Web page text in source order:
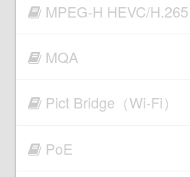
MPEG-H HEVC/H.265
MQA
Pict Bridge（Wi-Fi）
PoE